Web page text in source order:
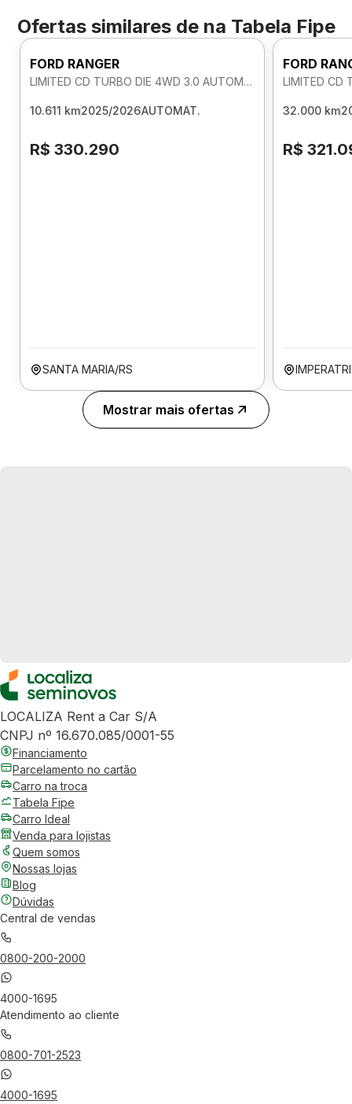
Ofertas similares de na Tabela Fipe
FORD RANGER
LIMITED CD TURBO DIE 4WD 3.0 AUTOMATICO
10.611 km2025/2026AUTOMAT.
R$ 330.290
SANTA MARIA/RS
FORD
32.000 km
R$
Mostrar mais ofertas
LOCALIZA Rent a Car S/A
CNPJ nº 16.670.085/0001-55
Financiamento
Parcelamento no cartão
Carro na troca
Tabela Fipe
Carro Ideal
Venda para lojistas
Quem somos
Nossas lojas
Blog
Dúvidas
Central de vendas
0800-200-2000
4000-1695
Atendimento ao cliente
0800-701-2523
4000-1695